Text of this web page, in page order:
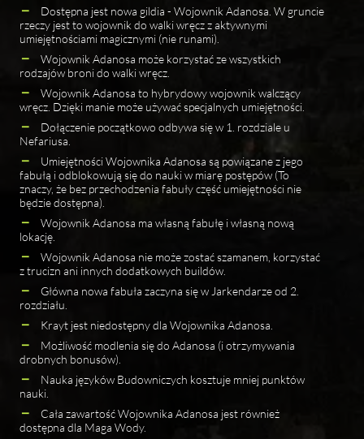
Dostępna jest nowa gildia - Wojownik Adanosa. W gruncie
rzeczy jest to wojownik do walki wręcz z aktywnymi
umiejętnościami magicznymi (nie runami).
Wojownik Adanosa może korzystać ze wszystkich
rodzajów broni do walki wręcz.
Wojownik Adanosa to hybrydowy wojownik walczący
wręcz. Dzięki manie może używać specjalnych umiejętności.
Dołączenie początkowo odbywa się w 1. rozdziale u
Nefariusa.
Umiejętności Wojownika Adanosa są powiązane z jego
fabułą i odblokowują się do nauki w miarę postępów (To
znaczy, że bez przechodzenia fabuły część umiejętności nie
będzie dostępna).
Wojownik Adanosa ma własną fabułę i własną nową
lokację.
Wojownik Adanosa nie może zostać szamanem, korzystać
z trucizn ani innych dodatkowych buildów.
Główna nowa fabuła zaczyna się w Jarkendarze od 2.
rozdziału.
Krayt jest niedostępny dla Wojownika Adanosa.
Możliwość modlenia się do Adanosa (i otrzymywania
drobnych bonusów).
Nauka języków Budowniczych kosztuje mniej punktów
nauki.
Cała zawartość Wojownika Adanosa jest również
dostępna dla Maga Wody.